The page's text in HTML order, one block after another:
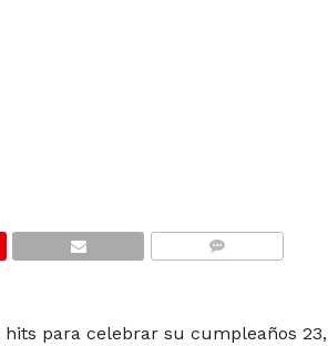
para celebrar su cumpleaños 23,